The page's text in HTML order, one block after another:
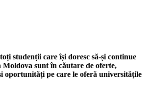
studenții care își doresc să-și continue
sunt în căutare de oferte,
oportunități pe care le oferă universitățile